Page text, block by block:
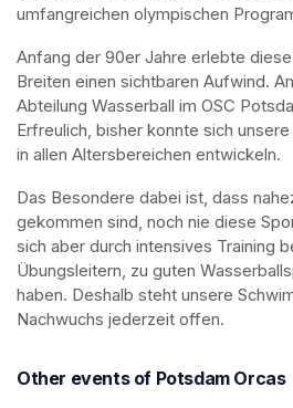
umfangreichen olympischen
Anfang der 90er Jahre erlebte
Breiten einen sichtbaren Aufwind.
Abteilung Wasserball im OSC
Erfreulich, bisher konnte sich
in allen Altersbereichen entwickeln.
Das Besondere dabei ist, dass
gekommen sind, noch nie diese
sich aber durch intensives Training
Übungsleitern, zu guten
haben. Deshalb steht unsere
Nachwuchs jederzeit offen.
Other events of Potsdam Orcas